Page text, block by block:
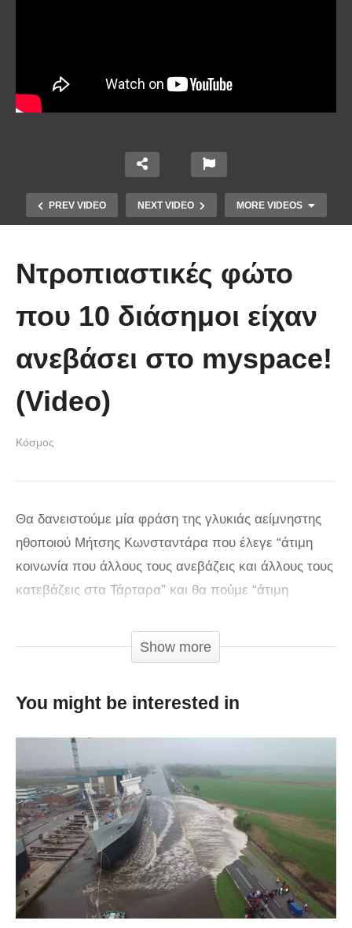
PREV VIDEO NEXT VIDEO MORE VIDEOS
Οι 5 Γιατροί Κρύφτηκαν πίσω από
όταν έπεσε απλά ΔΕΝ περιγράφεται!
Ντροπιαστικές φώτο
που 10 διάσημοι είχαν
ανεβάσει στο myspace!
(Video)
Κόσμος
Θα δανειστούμε μία φράση της γλυκιάς αείμνηστης
ηθοποιού Μήτσης Κωνσταντάρα που έλεγε “άτιμη
κοινωνία που άλλους τους ανεβάζεις και άλλους τους
κατεβάζεις στα Τάρταρα” και θα πούμε “άτιμη
τους εκθέτεις με το Myspace” για να δώσουμε μία
πινελιά στο βίντεο που ακολουθεί. Πολλές φορές οι
υπάρχουν και αποδείξεις τα πράγματα δυσκολεύουν.
Δείτε τι είχαν ανεβάσει κάποιοι διάσημοι χρόνια πριν
στο myspace. Μπορεί τώρα να έχουν χτίσει μία
διαφορετική εικόνα όμως τα διαδικτυακά …
αποτυπώματα μας λένε ότι δεν ήταν πάντα και τόσο
λαμπεροί όσο προσπαθούν να μας πείσουν! Θα
ήθελαν πολύ να εξαφανίσουν αυτές τις εικόνες όμως
ο δαίμων του …διαδικτύου αποφάσισε αλλιώς.
Show more
You might be interested in